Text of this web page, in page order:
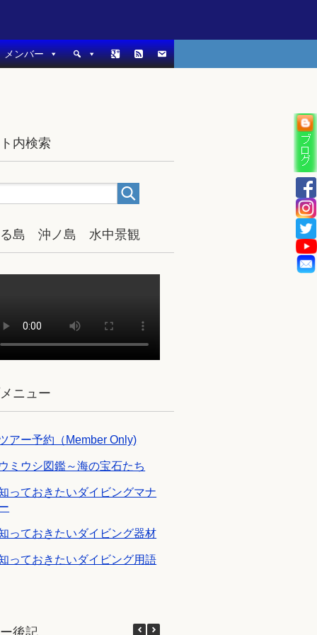
メンバー
内検索
る島 沖ノ島 水中景観
ニュー
アー予約（Member Only)
ウミウシ図鑑～海の宝石たち
っておきたいダイビングマナ
っておきたいダイビング器材
っておきたいダイビング用語